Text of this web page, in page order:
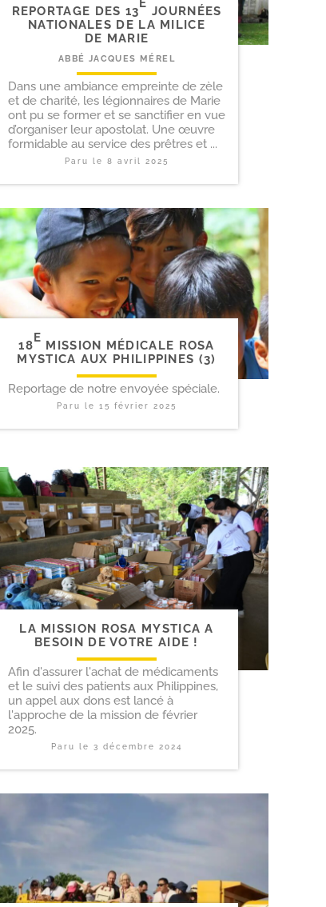
REPORTAGE DES 13
E
JOURNÉES
NATIONALES DE LA MILICE
DE MARIE
ABBÉ JACQUES MÉREL
Dans une ambiance empreinte de zèle
et de charité, les légionnaires de Marie
ont pu se former et se sanctifier en vue
d’organiser leur apostolat. Une œuvre
formidable au service des prêtres et ...
Paru le 8 avril 2025
18
E
MISSION MÉDICALE ROSA
MYSTICA AUX PHILIPPINES (3)
Reportage de notre envoyée spéciale.
Paru le 15 février 2025
LA MISSION ROSA MYSTICA A
BESOIN DE VOTRE AIDE !
Afin d'assurer l'achat de médicaments
et le suivi des patients aux Philippines,
un appel aux dons est lancé à
l'approche de la mission de février
2025.
Paru le 3 décembre 2024